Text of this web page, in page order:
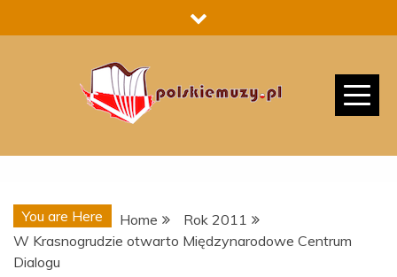
to
You are Here Home
Rok 2011
W Krasnogrudzie otwarto Międzynarodowe Centrum
Dialogu